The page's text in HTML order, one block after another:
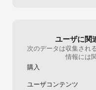
ユーザに関
次のデータは収集され
情報には
購入
ユーザコンテンツ